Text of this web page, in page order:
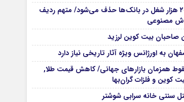
۲۰۰ هزار شغل در بانک‌‌ها حذف می‌شود/ متهم ردیف
مصنوعی
صاحبان بیت کوین لرزید
به اورژانس ویژه آثار تاریخی نیاز دارد
همزمان بازار‌های جهانی/ کاهش قیمت طلا,
کوین و فلزات گران‌بها
سنتی خانه سرابی شوشتر